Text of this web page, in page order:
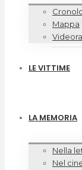
Mappa
LE VITTIME
LA MEMORIA
Nella
Nel